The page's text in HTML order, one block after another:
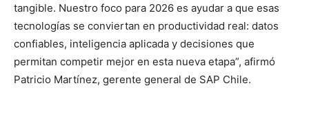
tangible. Nuestro foco para 2026 es ayudar a que esas
tecnologías se conviertan en productividad real: datos
confiables, inteligencia aplicada y decisiones que
permitan competir mejor en esta nueva etapa”, afirmó
Patricio Martínez, gerente general de SAP Chile.